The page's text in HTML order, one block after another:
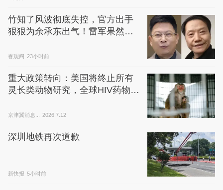
竹知了风波彻底失控，官方出手
狠狠为余承东出气！雷军果然没
睿观阁 23小时前
重大政策转向：美国将终止所有
灵长类动物研究，全球HIV药物研
京津冀消息... 2026.7.12
深圳地铁再次道歉
新快报 5小时前